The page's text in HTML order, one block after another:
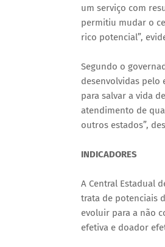
um serviço com
permitiu mudar o
rico potencial”,
Segundo o
desenvolvidas pelo
para salvar a vida
atendimento de
outros estados”,
INDICADORES
A Central Estadual
trata de potenciais
evoluir para a não
efetiva e doador